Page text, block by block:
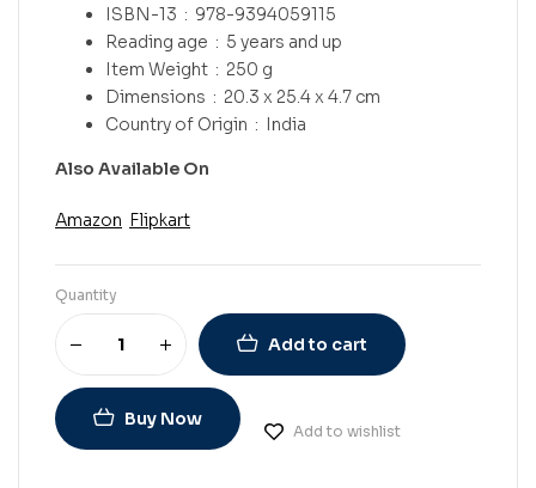
ISBN-13 ‏ : ‎ 978-9394059115
Reading age ‏ : ‎ 5 years and up
Item Weight ‏ : ‎ 250 g
Dimensions ‏ : ‎ 20.3 x 25.4 x 4.7 cm
Country of Origin ‏ : ‎ India
Also Available On
Amazon Flipkart
Quantity
Add to cart
Buy Now
Add to wishlist